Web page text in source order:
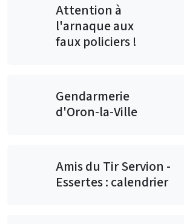
Attention à
l'arnaque aux
faux policiers !
Gendarmerie
d'Oron-la-Ville
Amis du Tir Servion -
Essertes : calendrier